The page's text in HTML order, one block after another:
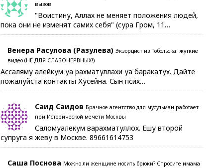
вызов
"Воистину, Аллах не меняет положения людей,
пока они не изменят самих себя" (сура Гром, 11…
Венера Расулова (Разулева) Экзорцист из Тобольска: жуткие
видео (НЕ ДЛЯ СЛАБОНЕРВНЫХ!)
Ассаляму алейкум уа рахматуллахи уа баракатух. Дайте
пожалуйста контакты Хусейна. Сын псих…
Саид Саидов Брачное агентство для мусульман работает
при Исторической мечети Москвы
Саломуалекум варахматуллох. Ешу второй
супруга я жеву в Москве. 89661614753
Саша Поснова Можно ли женщине носить брюки? Спросите имама